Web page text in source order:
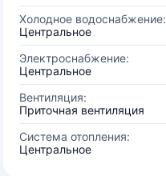
Холодное водоснабжение:
Центральное
Электроснабжение:
Центральное
Вентиляция:
Приточная вентиляция
Система отопления:
Центральное